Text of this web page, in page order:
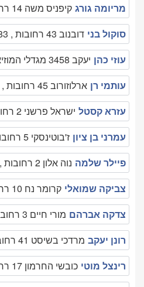
מריומה גורג קיפניס משה 14 רחובות , 089468598
סוקול בני דובנוב 43 רחובות , 089474083
עוזי כהן יעקב 3458 מגדלי המוזיאון רחובות , 0522536150
עותמי רן ארלוזורוב 45 רחובות , 0523910110
עזרא קסטל ישראל פרשני 2 רחובות , 0505717277
עמרני בן ציון ז'בוטינסקי 5 רחובות , 089453945
פיילר שלמה נוה אלון 2 רחובות , 089476811
צביקה שמואלי קרומר נח 10 רחובות , 089465505
צדקה אברהם מורי חיים 3 רחובות , 089468341
רונן יעקב מרדכי בשיסט 41 רחובות , 0524714806
רינצל מוטי כובשי החרמון 17 רחובות , 0522542071